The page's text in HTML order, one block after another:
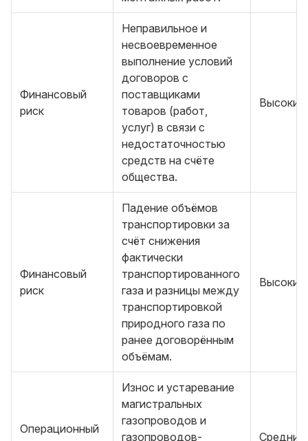
Финансовый
риск
Неправильное и
несвоевременное
выполнение условий
договоров с
поставщиками
товаров (работ,
услуг) в связи с
недостаточностью
средств на счёте
общества.
Высокий
Финансовый
риск
Падение объёмов
транспортировки за
счёт снижения
фактически
транспортированного
газа и разницы между
транспортировкой
природного газа по
ранее договорённым
объёмам.
Высокий
Операционный
Износ и устаревание
магистральных
газопроводов и
газопроводов-
Средний